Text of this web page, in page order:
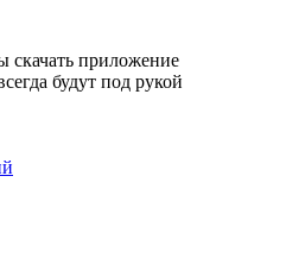
скачать приложение
будут под рукой